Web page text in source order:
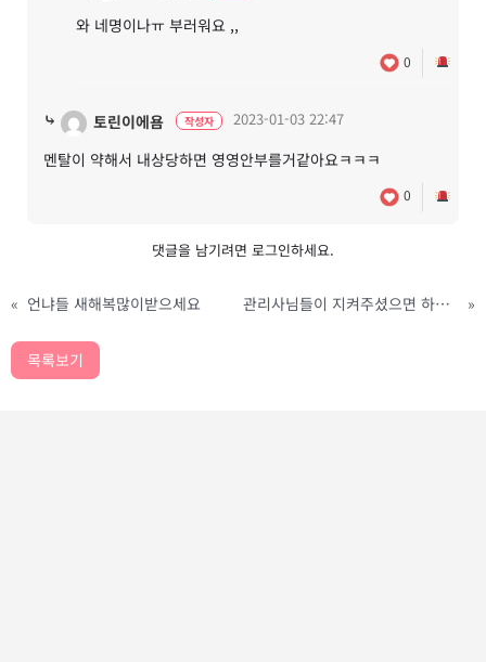
와 네명이나ㅠ 부러워요 ,,
0
⤷ 토린이에욤 작성자 2023-01-03 22:47
멘탈이 약해서 내상당하면 영영안부를거같아요ㅋㅋㅋ
0
댓글을 남기려면 로그인하세요.
« 언냐들 새해복많이받으세요 관리사님들이 지켜주셨으면 하는거🤍 »
목록보기